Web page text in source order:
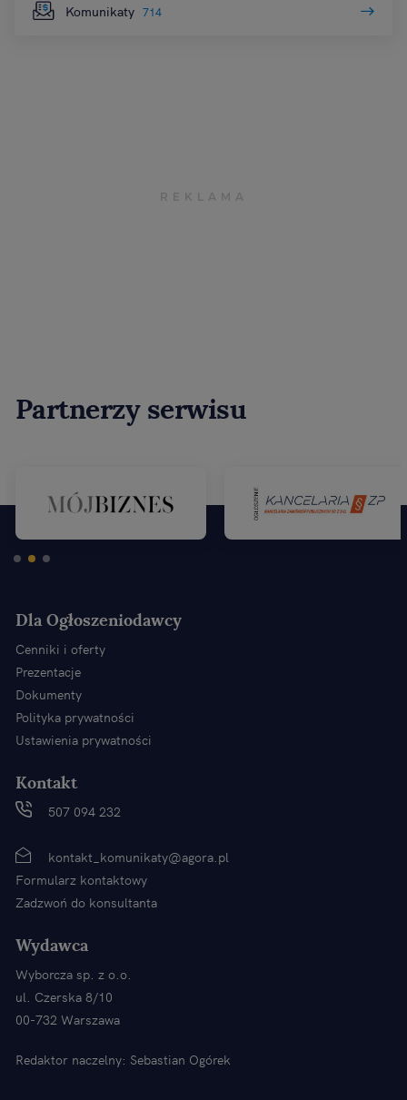
Komunikaty 714
Partnerzy serwisu
Dla Ogłoszeniodawcy
Cenniki i oferty
Prezentacje
Dokumenty
Polityka prywatności
Ustawienia prywatności
Kontakt
507 094 232
kontakt_komunikaty@agora.pl
Formularz kontaktowy
Zadzwoń do konsultanta
Wydawca
Wyborcza sp. z o.o.
ul. Czerska 8/10
00-732 Warszawa
Redaktor naczelny: Sebastian Ogórek